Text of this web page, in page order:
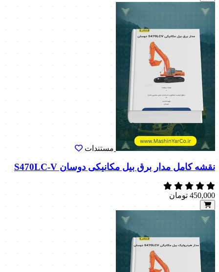
مستندات
نقشه کامل مدار برق بیل مکانیکی دوسان S470LC-V
450,000 تومان